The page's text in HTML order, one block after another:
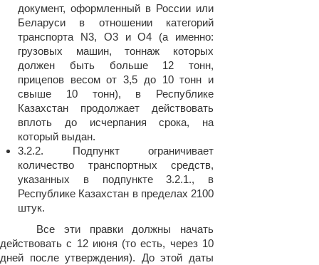
документ, оформленный в России или
Беларуси в отношении категорий
транспорта N3, О3 и О4 (а именно:
грузовых машин, тоннаж которых
должен быть больше 12 тонн,
прицепов весом от 3,5 до 10 тонн и
свыше 10 тонн), в Республике
Казахстан продолжает действовать
вплоть до исчерпания срока, на
который выдан.
3.2.2. Подпункт ограничивает
количество транспортных средств,
указанных в подпункте 3.2.1., в
Республике Казахстан в пределах 2100
штук.
Все эти правки должны начать
действовать с 12 июня (то есть, через 10
дней после утверждения). До этой даты